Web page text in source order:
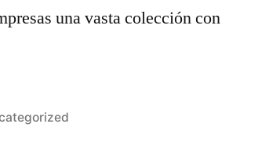
una vasta colección con